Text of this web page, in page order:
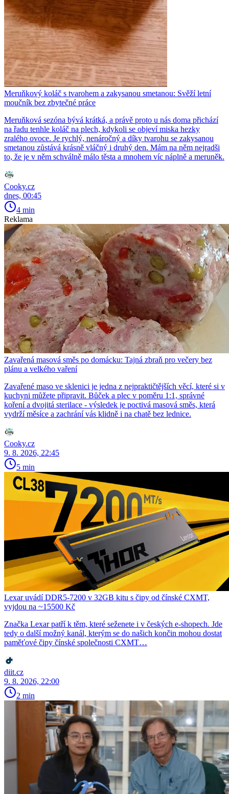
Meruňkový koláč s tvarohem a zakysanou smetanou: Svěží letní
moučník bez zbytečné práce
Meruňková sezóna bývá krátká, a právě proto u nás doma přichází
na řadu tenhle koláč na plech, kdykoli se objeví miska hezky
zralého ovoce. Je rychlý, nenáročný a díky tvarohu se zakysanou
smetanou zůstává krásně vláčný i druhý den. Mám na něm nejradši
to, že je v něm schválně málo těsta a mnohem víc náplně a meruněk.
Cooky.cz
dnes, 00:45
4 min
Reklama
Zavařená masová směs po domácku: Tajná zbraň pro večery bez
plánu a velkého vaření
Zavařené maso ve sklenici je jedna z nejpraktičtějších věcí, které si v
kuchyni můžete připravit. Bůček a plec v poměru 1:1, správné
koření a dvojitá sterilace - výsledek je poctivá masová směs, která
vydrží měsíce a zachrání vás klidně i na chatě bez lednice.
Cooky.cz
9. 8. 2026, 22:45
5 min
Lexar uvádí DDR5-7200 v 32GB kitu s čipy od čínské CXMT,
vyjdou na ~15500 Kč
Značka Lexar patří k těm, které seženete i v českých e-shopech. Jde
tedy o další možný kanál, kterým se do našich končin mohou dostat
paměťové čipy čínské společnosti CXMT…
diit.cz
9. 8. 2026, 22:00
2 min